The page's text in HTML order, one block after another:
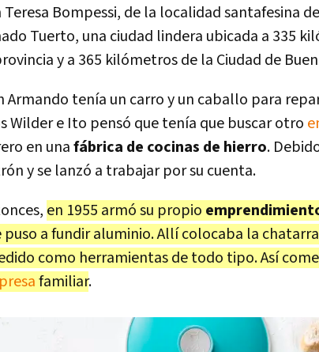
Teresa Bompessi, de la localidad santafesina
Tuerto, una ciudad lindera ubicada a 335
y a 365 kilómetros de la Ciudad de
Armando tenía un carro y un caballo para
Wilder e Ito pensó que tenía que buscar otro
en unafábrica de cocinas de hierro.
y se lanzó a trabajar por su cuenta.
en 1955 armó su propio
puso a fundir aluminio. Allí colocaba la
como herramientas de todo tipo. Así
familiar.